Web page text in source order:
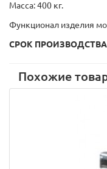
Масса: 400 кг.
Функционал изделия
СРОК
Похожие